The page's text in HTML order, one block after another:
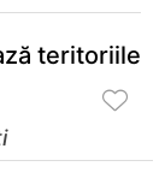
teritoriile